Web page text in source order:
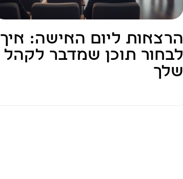
הרצאות ליום האישה: איך
לבחור תוכן שמדבר לקהל
שלך